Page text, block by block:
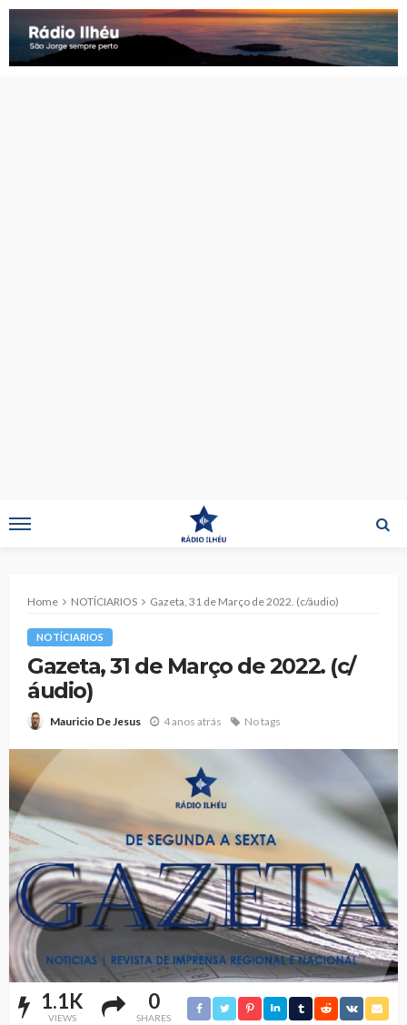
Home NOTÍCIARIOS Gazeta, 31 de Março de 2022. (c/áudio)
NOTÍCIARIOS
Gazeta, 31 de Março de 2022. (c/
áudio)
Mauricio De Jesus 4 anos atrás No tags
1.1K
VIEWS
0
SHARES